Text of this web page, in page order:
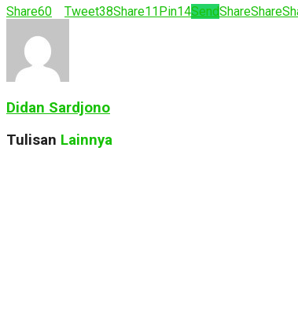
Share60 Tweet38Share11Pin14SendShareShare
Didan Sardjono
Tulisan Lainnya